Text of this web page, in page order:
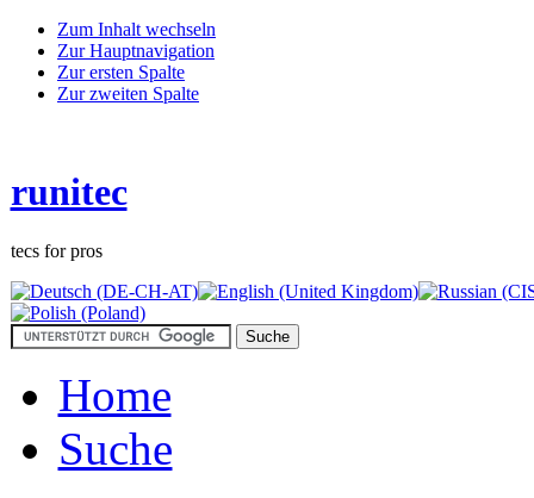
Zum Inhalt wechseln
Zur Hauptnavigation
Zur ersten Spalte
Zur zweiten Spalte
runitec
tecs for pros
Home
Suche